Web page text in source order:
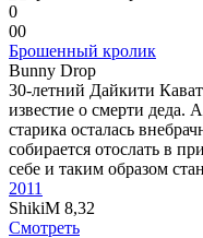
0
00
Брошенный кролик
Bunny Drop
30-летний Дайкити
известие о смерти деда.
старика осталась
собирается отослать в
себе и таким образом
2011
ShikiM 8,32
Смотреть